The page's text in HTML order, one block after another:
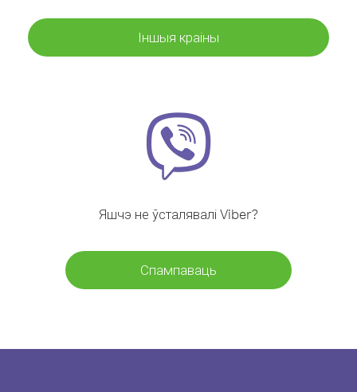
Іншыя краіны
Яшчэ не ўсталявалі Viber?
Спампаваць